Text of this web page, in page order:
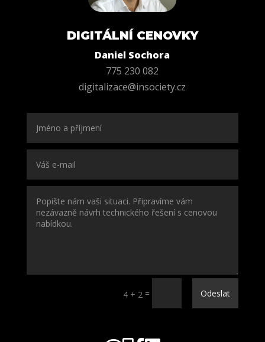
DIGITÁLNÍ CENOVKY
Daniel Sochora
775 230 082
digitalizace@insociety.cz
4 + 2 = Odeslat